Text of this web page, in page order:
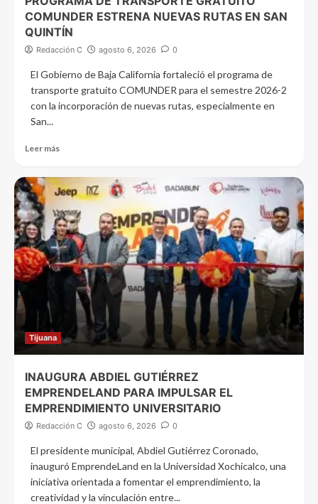
COMUNDER ESTRENA NUEVAS RUTAS EN SAN
QUINTÍN
Redacción C agosto 6, 2026 0
El Gobierno de Baja California fortaleció el programa de
transporte gratuito COMUNDER para el semestre 2026-2
con la incorporación de nuevas rutas, especialmente en
San...
Leer más
Tijuana
INAUGURA ABDIEL GUTIÉRREZ
EMPRENDELAND PARA IMPULSAR EL
EMPRENDIMIENTO UNIVERSITARIO
Redacción C agosto 6, 2026 0
El presidente municipal, Abdiel Gutiérrez Coronado,
inauguró EmprendeLand en la Universidad Xochicalco, una
iniciativa orientada a fomentar el emprendimiento, la
creatividad y la vinculación entre...